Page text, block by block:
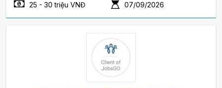
25 - 30 triệu VNĐ
07/09/2026